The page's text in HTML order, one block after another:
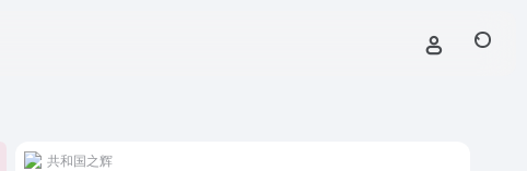
共和国之辉